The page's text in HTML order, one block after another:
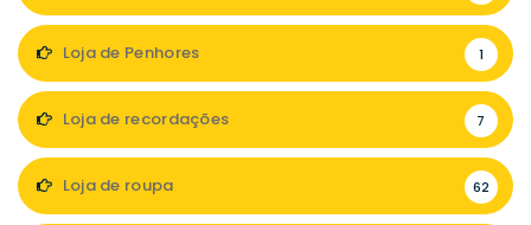
Loja de Penhores 1
Loja de recordações 7
Loja de roupa 62